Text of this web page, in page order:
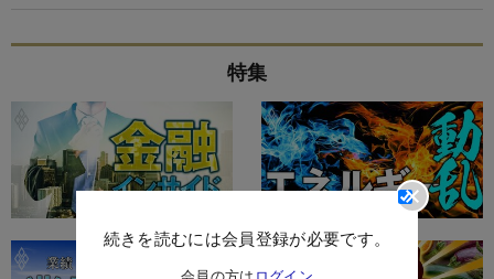
続きを読むには会員登録が必要です。
会員の方は ログイン
特集